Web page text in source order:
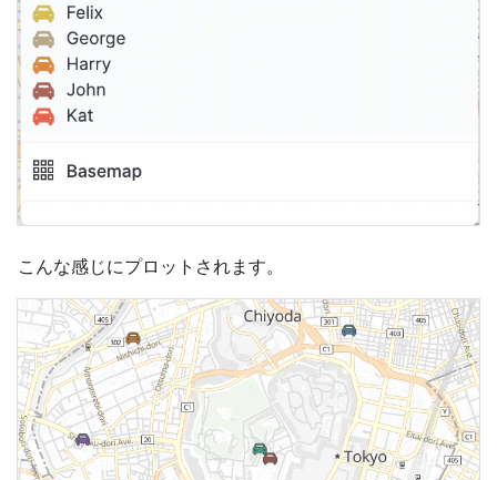
こんな感じにプロットされます。